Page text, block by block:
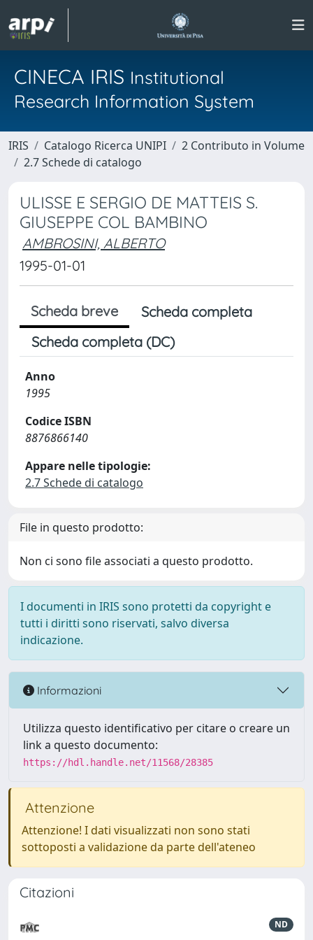
CINECA IRIS Institutional
Research Information System
IRIS Catalogo Ricerca UNIPI
2 Contributo in Volume
2.7 Schede di catalogo
ULISSE E SERGIO DE MATTEIS S.
GIUSEPPE COL BAMBINO
AMBROSINI, ALBERTO
1995-01-01
Scheda breve
Scheda completa
Scheda completa (DC)
Anno
1995
Codice ISBN
8876866140
Appare nelle tipologie:
2.7 Schede di catalogo
File in questo prodotto:
Non ci sono file associati a questo prodotto.
I documenti in IRIS sono protetti da copyright e
tutti i diritti sono riservati, salvo diversa
indicazione.
Informazioni
Utilizza questo identificativo per citare o creare un
link a questo documento:
https://hdl.handle.net/11568/28385
Attenzione
Attenzione! I dati visualizzati non sono stati
sottoposti a validazione da parte dell'ateneo
Citazioni
ND